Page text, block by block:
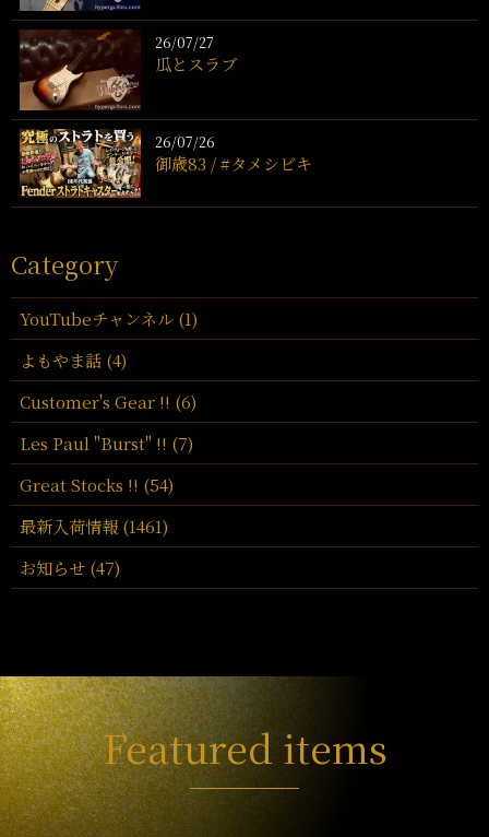
26/07/27
瓜とスラブ
26/07/26
御歳83 / #タメシビキ
Category
YouTubeチャンネル (1)
よもやま話 (4)
Customer's Gear !! (6)
Les Paul "Burst" !! (7)
Great Stocks !! (54)
最新入荷情報 (1461)
お知らせ (47)
Featured items